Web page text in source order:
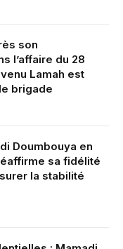
son
l’affaire du 28
Lamah est
brigade
Doumbouya en
sa fidélité
la stabilité